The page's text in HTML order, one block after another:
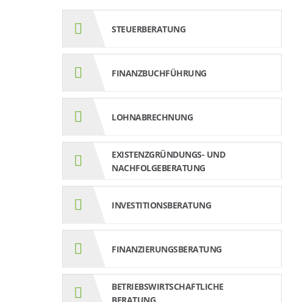
STEUERBERATUNG
FINANZBUCHFÜHRUNG
LOHNABRECHNUNG
EXISTENZGRÜNDUNGS- UND
NACHFOLGEBERATUNG
INVESTITIONSBERATUNG
FINANZIERUNGSBERATUNG
BETRIEBSWIRTSCHAFTLICHE